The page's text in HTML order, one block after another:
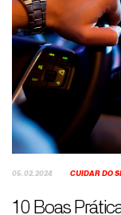
05.02.2024 CUIDAR DO
10 Boas